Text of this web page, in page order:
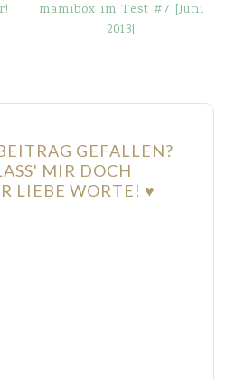
mamibox im Test #7 [Juni
2013]
GEFALLEN?
MIR DOCH
LIEBE WORTE! ♥